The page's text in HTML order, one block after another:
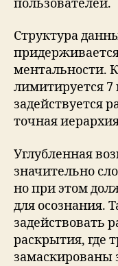
пользователей.
Структура
ментальности.
лимитируется
задействуется
точная
Углубленная
значительно
но при этом
для осознания.
задействовать
раскрытия, где
замаскированы